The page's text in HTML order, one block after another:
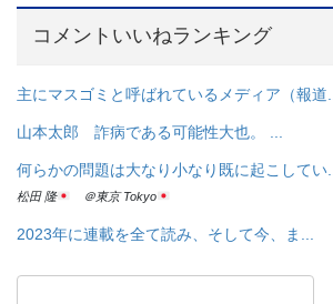
コメントいいねランキング
主にマスゴミと呼ばれているメディア（報道...
山本太郎 詐病である可能性大也。 ...
何らかの問題は大なり小なり既に起こしてい...
松田 隆 ＠東京 Tokyo
2023年に連載を全て読み、そして今、ま...